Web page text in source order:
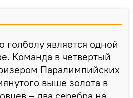
голболу является одной
Команда в четвертый
Паралимпийских
выше золота в
– два серебра на